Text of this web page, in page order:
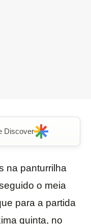
Discover
na panturrilha
o meia
para a partida
quinta, no